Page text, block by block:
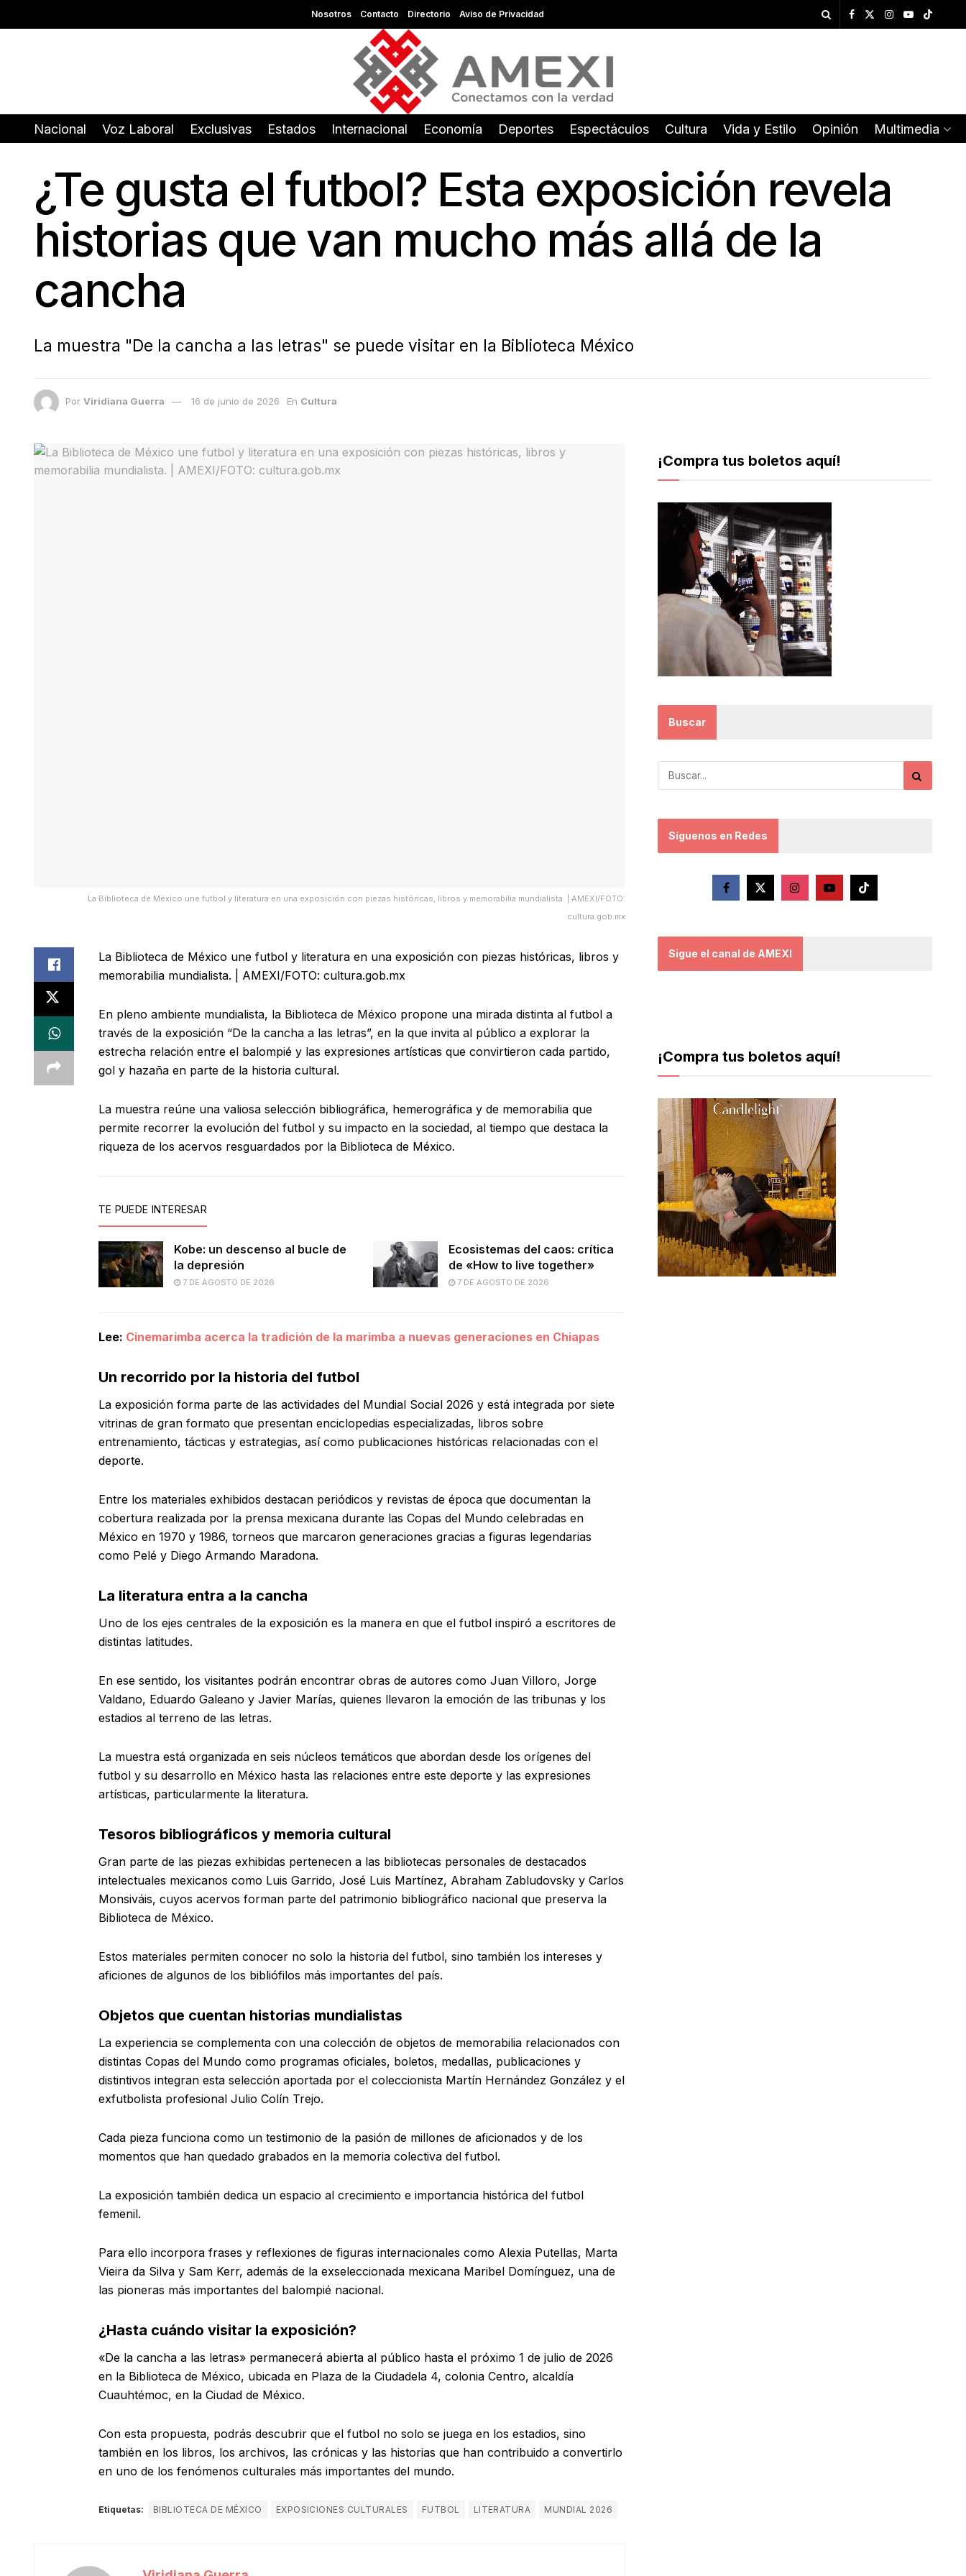
Nosotros Contacto Directorio Aviso de Privacidad
Nacional Voz Laboral Exclusivas Estados Internacional Economía Deportes Espectáculos Cultura Vida y Estilo Opinión Multimedia
¿Te gusta el futbol? Esta exposición revela
historias que van mucho más allá de la
cancha
La muestra "De la cancha a las letras" se puede visitar en la Biblioteca México
Por Viridiana Guerra 16 de junio de 2026 En Cultura
La Biblioteca de México une futbol y literatura en una exposición con piezas históricas, libros y memorabilia mundialista. | AMEXI/FOTO:
cultura.gob.mx
La Biblioteca de México une futbol y literatura en una exposición con piezas históricas, libros y
memorabilia mundialista. | AMEXI/FOTO: cultura.gob.mx
En pleno ambiente mundialista, la Biblioteca de México propone una mirada distinta al futbol a
través de la exposición “De la cancha a las letras”, en la que invita al público a explorar la
estrecha relación entre el balompié y las expresiones artísticas que convirtieron cada partido,
gol y hazaña en parte de la historia cultural.
La muestra reúne una valiosa selección bibliográfica, hemerográfica y de memorabilia que
permite recorrer la evolución del futbol y su impacto en la sociedad, al tiempo que destaca la
riqueza de los acervos resguardados por la Biblioteca de México.
TE PUEDE INTERESAR
Kobe: un descenso al bucle de
la depresión
7 DE AGOSTO DE 2026
Ecosistemas del caos: crítica
de «How to live together»
7 DE AGOSTO DE 2026
Lee: Cinemarimba acerca la tradición de la marimba a nuevas generaciones en Chiapas
Un recorrido por la historia del futbol
La exposición forma parte de las actividades del Mundial Social 2026 y está integrada por siete
vitrinas de gran formato que presentan enciclopedias especializadas, libros sobre
entrenamiento, tácticas y estrategias, así como publicaciones históricas relacionadas con el
deporte.
Entre los materiales exhibidos destacan periódicos y revistas de época que documentan la
cobertura realizada por la prensa mexicana durante las Copas del Mundo celebradas en
México en 1970 y 1986, torneos que marcaron generaciones gracias a figuras legendarias
como Pelé y Diego Armando Maradona.
La literatura entra a la cancha
Uno de los ejes centrales de la exposición es la manera en que el futbol inspiró a escritores de
distintas latitudes.
En ese sentido, los visitantes podrán encontrar obras de autores como Juan Villoro, Jorge
Valdano, Eduardo Galeano y Javier Marías, quienes llevaron la emoción de las tribunas y los
estadios al terreno de las letras.
La muestra está organizada en seis núcleos temáticos que abordan desde los orígenes del
futbol y su desarrollo en México hasta las relaciones entre este deporte y las expresiones
artísticas, particularmente la literatura.
Tesoros bibliográficos y memoria cultural
Gran parte de las piezas exhibidas pertenecen a las bibliotecas personales de destacados
intelectuales mexicanos como Luis Garrido, José Luis Martínez, Abraham Zabludovsky y Carlos
Monsiváis, cuyos acervos forman parte del patrimonio bibliográfico nacional que preserva la
Biblioteca de México.
Estos materiales permiten conocer no solo la historia del futbol, sino también los intereses y
aficiones de algunos de los bibliófilos más importantes del país.
Objetos que cuentan historias mundialistas
La experiencia se complementa con una colección de objetos de memorabilia relacionados con
distintas Copas del Mundo como programas oficiales, boletos, medallas, publicaciones y
distintivos integran esta selección aportada por el coleccionista Martín Hernández González y el
exfutbolista profesional Julio Colín Trejo.
Cada pieza funciona como un testimonio de la pasión de millones de aficionados y de los
momentos que han quedado grabados en la memoria colectiva del futbol.
La exposición también dedica un espacio al crecimiento e importancia histórica del futbol
femenil.
Para ello incorpora frases y reflexiones de figuras internacionales como Alexia Putellas, Marta
Vieira da Silva y Sam Kerr, además de la exseleccionada mexicana Maribel Domínguez, una de
las pioneras más importantes del balompié nacional.
¿Hasta cuándo visitar la exposición?
«De la cancha a las letras» permanecerá abierta al público hasta el próximo 1 de julio de 2026
en la Biblioteca de México, ubicada en Plaza de la Ciudadela 4, colonia Centro, alcaldía
Cuauhtémoc, en la Ciudad de México.
Con esta propuesta, podrás descubrir que el futbol no solo se juega en los estadios, sino
también en los libros, los archivos, las crónicas y las historias que han contribuido a convertirlo
en uno de los fenómenos culturales más importantes del mundo.
Etiquetas: BIBLIOTECA DE MÉXICO EXPOSICIONES CULTURALES FUTBOL LITERATURA MUNDIAL 2026
¡Compra tus boletos aquí!
Buscar
Síguenos en Redes
Sigue el canal de AMEXI
¡Compra tus boletos aquí!